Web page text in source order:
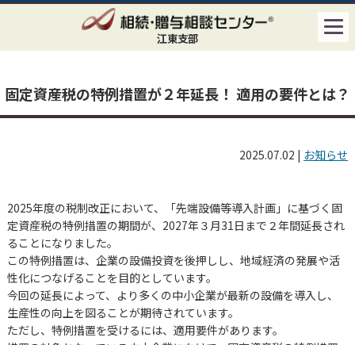
江東支部
固定資産税の特例措置が２年延長！ 適用の要件とは？
2025.07.02 | お知らせ
2025年度の税制改正において、「先端設備等導入計画」に基づく固
定資産税の特例措置の期間が、2027年３月31日まで２年間延長され
ることになりました。
この特例措置は、企業の設備投資を後押しし、地域経済の発展や活
性化につなげることを目的としています。
今回の延長によって、より多くの中小企業が最新の設備を導入し、
生産性の向上を図ることが期待されています。
ただし、特例措置を受けるには、適用要件があります。